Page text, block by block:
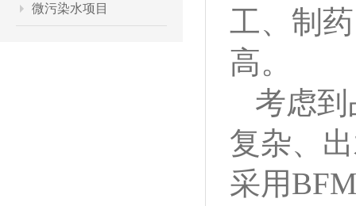
微污染水项目
工、制
高。
考虑
复杂、
采用